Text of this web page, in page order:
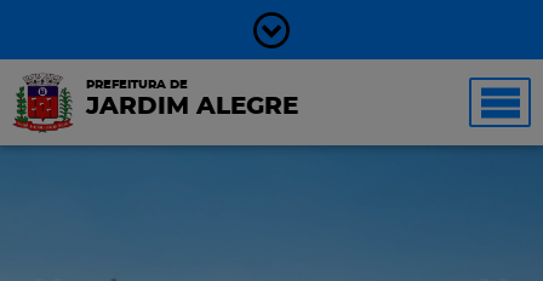
PREFEITURA DE
JARDIM ALEGRE